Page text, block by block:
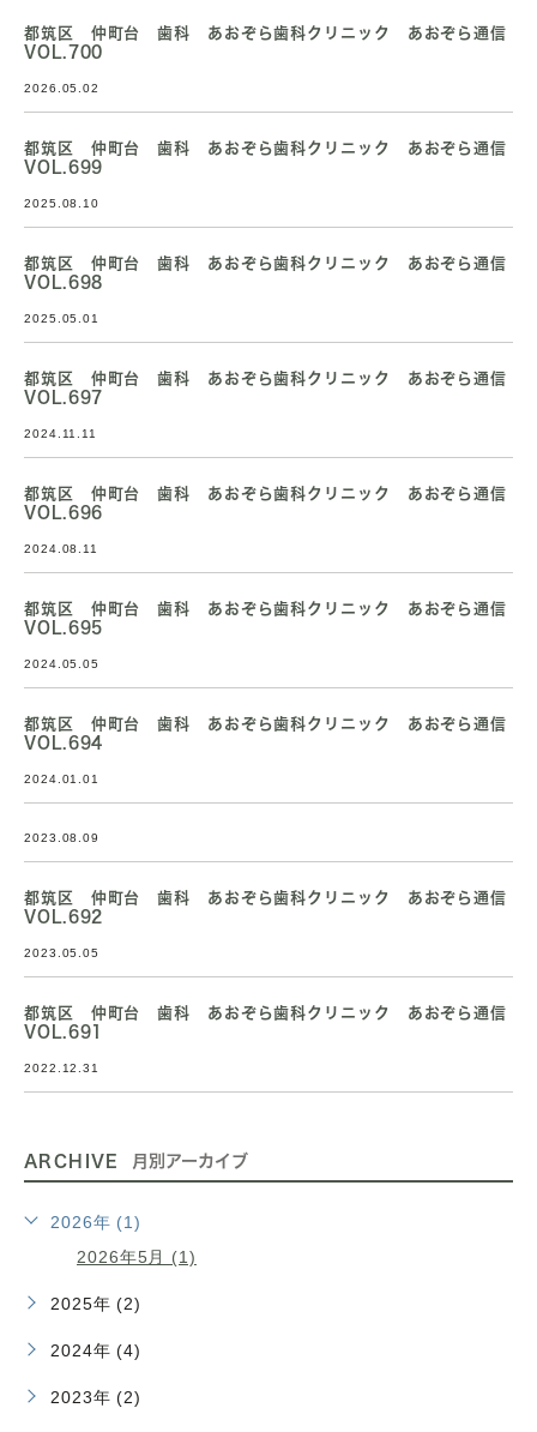
都筑区 仲町台 歯科 あおぞら歯科クリニック あおぞら通信
VOL.700
2026.05.02
都筑区 仲町台 歯科 あおぞら歯科クリニック あおぞら通信
VOL.699
2025.08.10
都筑区 仲町台 歯科 あおぞら歯科クリニック あおぞら通信
VOL.698
2025.05.01
都筑区 仲町台 歯科 あおぞら歯科クリニック あおぞら通信
VOL.697
2024.11.11
都筑区 仲町台 歯科 あおぞら歯科クリニック あおぞら通信
VOL.696
2024.08.11
都筑区 仲町台 歯科 あおぞら歯科クリニック あおぞら通信
VOL.695
2024.05.05
都筑区 仲町台 歯科 あおぞら歯科クリニック あおぞら通信
VOL.694
2024.01.01
2023.08.09
都筑区 仲町台 歯科 あおぞら歯科クリニック あおぞら通信
VOL.692
2023.05.05
都筑区 仲町台 歯科 あおぞら歯科クリニック あおぞら通信
VOL.691
2022.12.31
ARCHIVE 月別アーカイブ
2026年 (1)
2026年5月 (1)
2025年 (2)
2024年 (4)
2023年 (2)